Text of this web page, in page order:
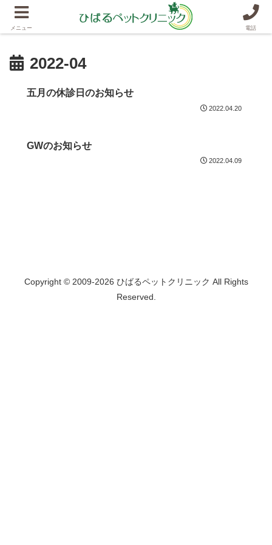
2022-04
五月の休診日のお知らせ
2022.04.20
GWのお知らせ
2022.04.09
Copyright © 2009-2026 ひばるペットクリニック All Rights
Reserved.
メニュー 電話